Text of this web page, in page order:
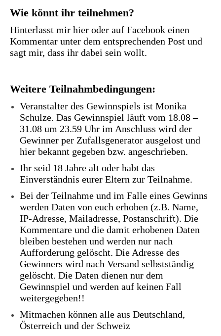
Wie könnt ihr teilnehmen?
Hinterlasst mir hier oder auf Facebook einen
Kommentar unter dem entsprechenden Post und
sagt mir, dass ihr dabei sein wollt.
Weitere Teilnahmbedingungen:
Veranstalter des Gewinnspiels ist Monika
Schulze. Das Gewinnspiel läuft vom 18.08 –
31.08 um 23.59 Uhr im Anschluss wird der
Gewinner per Zufallsgenerator ausgelost und
hier bekannt gegeben bzw. angeschrieben.
Ihr seid 18 Jahre alt oder habt das
Einverständnis eurer Eltern zur Teilnahme.
Bei der Teilnahme und im Falle eines Gewinns
werden Daten von euch erhoben (z.B. Name,
IP-Adresse, Mailadresse, Postanschrift). Die
Kommentare und die damit erhobenen Daten
bleiben bestehen und werden nur nach
Aufforderung gelöscht. Die Adresse des
Gewinners wird nach Versand selbstständig
gelöscht. Die Daten dienen nur dem
Gewinnspiel und werden auf keinen Fall
weitergegeben!!
Mitmachen können alle aus Deutschland,
Österreich und der Schweiz